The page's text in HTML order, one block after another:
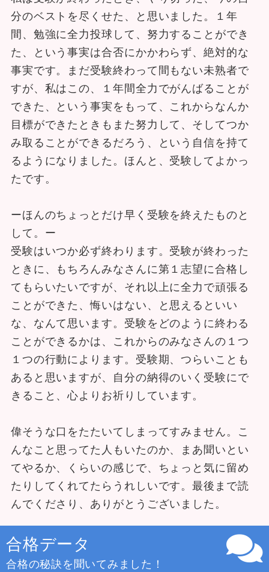
分のベストを尽くせた、と思いました。１年
間、勉強に全力投球して、努力することができ
た、という事実は合否にかかわらず、絶対的な
事実です。まだ受験終わって間もない未熟者で
すが、私はこの、１年間全力でがんばることが
できた、という事実をもって、これからなんか
目標ができたときもまた努力して、そしてつか
み取ることができるだろう、という自信を持て
るようになりました。ほんと、受験してよかっ
たです。
ーほんのちょっとだけ早く受験を終えたものと
して。ー
受験はいつか必ず終わります。受験が終わった
ときに、もちろんみなさんに第１志望に合格し
てもらいたいですが、それ以上に全力で頑張る
ことができた、悔いはない、と思えるといい
な、なんて思います。受験をどのように終わる
ことができるかは、これからのみなさんの１つ
１つの行動によります。受験期、つらいことも
あると思いますが、自分の納得のいく受験にで
きること、心よりお祈りしています。
偉そうな口をたたいてしまってすみません。こ
んなこと思ってた人もいたのか、まあ聞いとい
てやるか、くらいの感じで、ちょっと気に留め
たりしてくれてたらうれしいです。最後まで読
んでくださり、ありがとうございました。
合格データ
合格の秘訣を聞いてみました！